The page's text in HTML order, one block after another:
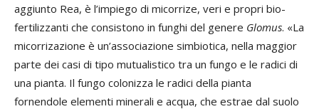
aggiunto Rea, è l’impiego di micorrize, veri e propri bio-
fertilizzanti che consistono in funghi del genere Glomus. «La
micorrizazione è un’associazione simbiotica, nella maggior
parte dei casi di tipo mutualistico tra un fungo e le radici di
una pianta. Il fungo colonizza le radici della pianta
fornendole elementi minerali e acqua, che estrae dal suolo